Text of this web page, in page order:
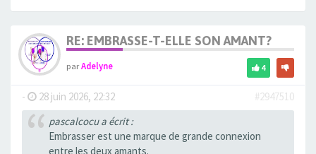
RE: EMBRASSE-T-ELLE SON AMANT?
parAdelyne 4
- 28 juin 2026, 22:32
#2947510
pascalcocu a écrit :
Embrasser est une marque de grande connexion
entre les deux amants.